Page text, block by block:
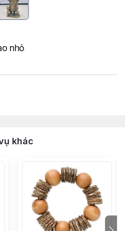
nhỏ
khác